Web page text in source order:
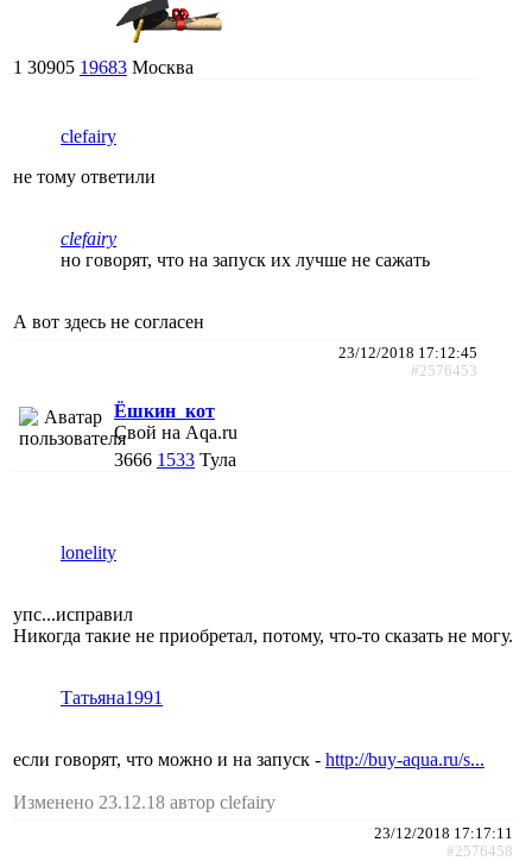
1 30905 19683 Москва
clefairy
не тому ответили
clefairy
но говорят, что на запуск их лучше не сажать
А вот здесь не согласен
23/12/2018 17:12:45
#2576453
Ёшкин_кот
Свой на Aqa.ru
3666 1533 Тула
lonelity
упс...исправил
Никогда такие не приобретал, потому, что-то сказать не могу.
Татьяна1991
если говорят, что можно и на запуск - http://buy-aqua.ru/s...
Изменено 23.12.18 автор clefairy
23/12/2018 17:17:11
#2576458